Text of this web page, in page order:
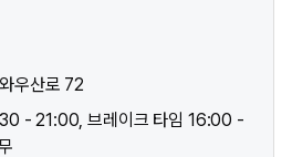
우산로 72
- 21:00, 브레이크 타임 16:00 -